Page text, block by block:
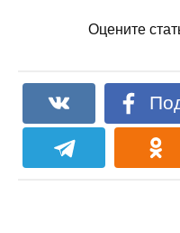
Оцените